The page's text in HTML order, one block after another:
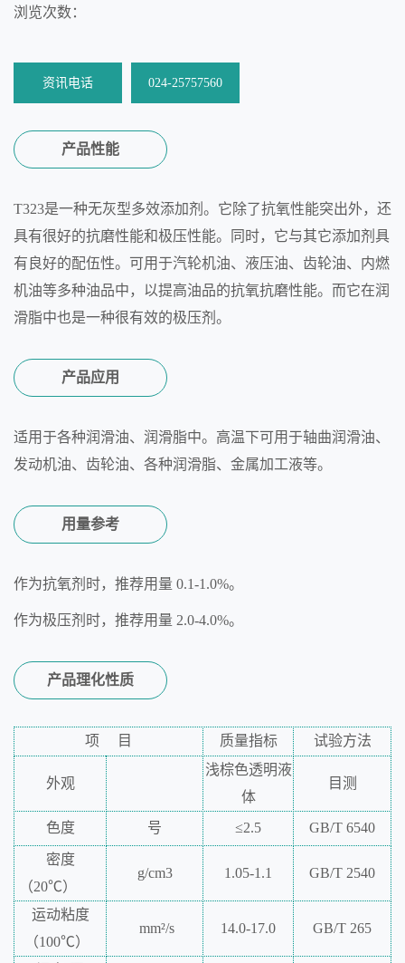
浏览次数：
资讯电话 024-25757560
产品性能
T323是一种无灰型多效添加剂。它除了抗氧性能突出外，还
具有很好的抗磨性能和极压性能。同时，它与其它添加剂具
有良好的配伍性。可用于汽轮机油、液压油、齿轮油、内燃
机油等多种油品中，以提高油品的抗氧抗磨性能。而它在润
滑脂中也是一种很有效的极压剂。
产品应用
适用于各种润滑油、润滑脂中。高温下可用于轴曲润滑油、
发动机油、齿轮油、各种润滑脂、金属加工液等。
用量参考
作为抗氧剂时，推荐用量 0.1-1.0%。
作为极压剂时，推荐用量 2.0-4.0%。
产品理化性质
项 目 质量指标 试验方法
外观
浅棕色透明液
体
目测
色度 号 ≤2.5 GB/T 6540
密度
（20℃）
g/cm3 1.05-1.1 GB/T 2540
运动粘度
（100℃）
mm²/s 14.0-17.0 GB/T 265